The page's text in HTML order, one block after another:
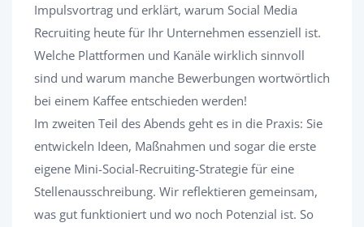
Impulsvortrag und erklärt, warum Social Media
Recruiting heute für Ihr Unternehmen essenziell ist.
Welche Plattformen und Kanäle wirklich sinnvoll
sind und warum manche Bewerbungen wortwörtlich
bei einem Kaffee entschieden werden!
Im zweiten Teil des Abends geht es in die Praxis: Sie
entwickeln Ideen, Maßnahmen und sogar die erste
eigene Mini-Social-Recruiting-Strategie für eine
Stellenausschreibung. Wir reflektieren gemeinsam,
was gut funktioniert und wo noch Potenzial ist. So